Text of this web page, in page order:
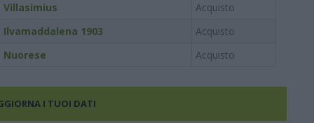
Villasimius
Acquisto
Ilvamaddalena 1903
Acquisto
Nuorese Acquisto
I TUOI DATI